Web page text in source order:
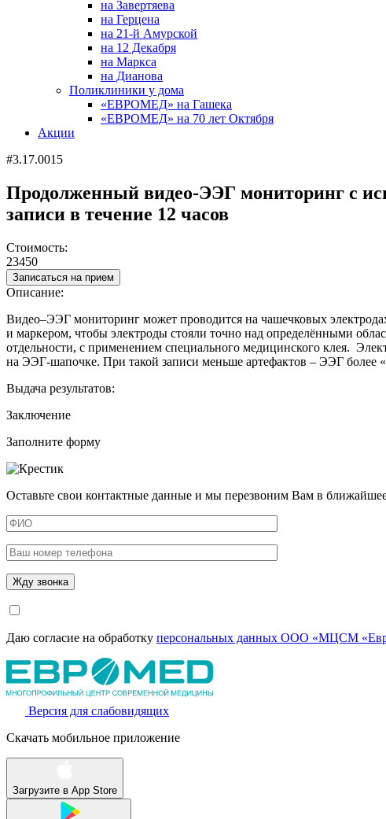
на Завертяева
на Герцена
на 21-й Амурской
на 12 Декабря
на Маркса
на Дианова
Поликлиники у дома
«ЕВРОМЕД» на Гашека
«ЕВРОМЕД» на 70 лет Октября
Акции
#3.17.0015
Продолженный видео-ЭЭГ мониторинг с
записи в течение 12 часов
Стоимость:
23450
Записаться на прием
Описание:
Видео–ЭЭГ мониторинг может проводится на чашечковых
и маркером, чтобы электроды стояли точно над определёнными
отдельности, с применением специального медицинского клея.
на ЭЭГ-шапочке. При такой записи меньше артефактов – ЭЭГ более
Выдача результатов:
Заключение
Заполните форму
Оставьте свои контактные данные и мы перезвоним Вам в
Даю согласие на обработку персональных данных ООО «МЦСМ
Версия для слабовидящих
Скачать мобильное приложение
Загрузите в App Store